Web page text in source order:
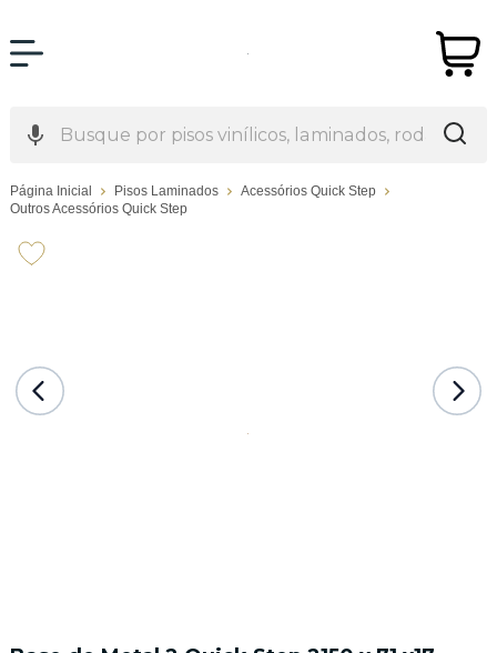
Página Inicial Pisos Laminados
Acessórios Quick Step
Outros Acessórios Quick Step